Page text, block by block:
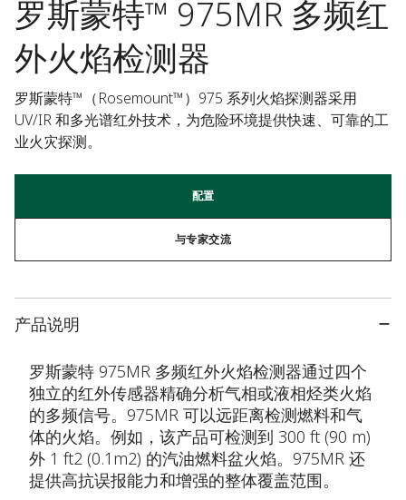
罗斯蒙特™ 975MR 多频红
外火焰检测器
罗斯蒙特™（Rosemount™）975 系列火焰探测器采用
UV/IR 和多光谱红外技术，为危险环境提供快速、可靠的工
业火灾探测。
配置
与专家交流
产品说明
罗斯蒙特 975MR 多频红外火焰检测器通过四个
独立的红外传感器精确分析气相或液相烃类火焰
的多频信号。975MR 可以远距离检测燃料和气
体的火焰。例如，该产品可检测到 300 ft (90 m)
外 1 ft2 (0.1m2) 的汽油燃料盆火焰。975MR 还
提供高抗误报能力和增强的整体覆盖范围。